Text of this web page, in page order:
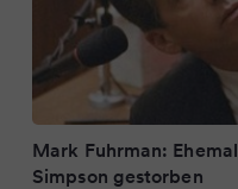
Mark Fuhrman:
Simpson gestorben